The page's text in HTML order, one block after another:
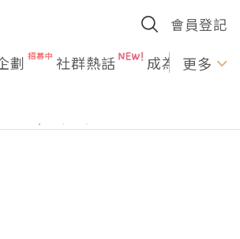
會員登記
劃 社群熱話 成為U更多